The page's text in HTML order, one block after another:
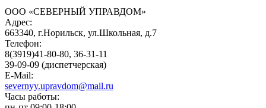
ООО «СЕВЕРНЫЙ УПРАВДОМ»
Адрес:
663340, г.Норильск, ул.Школьная, д.7
Телефон:
8(3919)41-80-80, 36-31-11
39-09-09 (диспетчерская)
E-Mail:
severnyy.upravdom@mail.ru
Часы работы: